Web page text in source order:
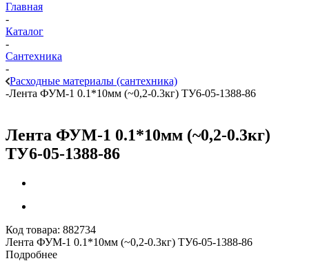
Главная
-
Каталог
-
Сантехника
-
Расходные материалы (сантехника)
-Лента ФУМ-1 0.1*10мм (~0,2-0.3кг) ТУ6-05-1388-86
Лента ФУМ-1 0.1*10мм (~0,2-0.3кг)
ТУ6-05-1388-86
Код товара: 882734
Лента ФУМ-1 0.1*10мм (~0,2-0.3кг) ТУ6-05-1388-86
Подробнее